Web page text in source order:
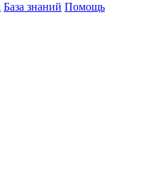
База знаний Помощь